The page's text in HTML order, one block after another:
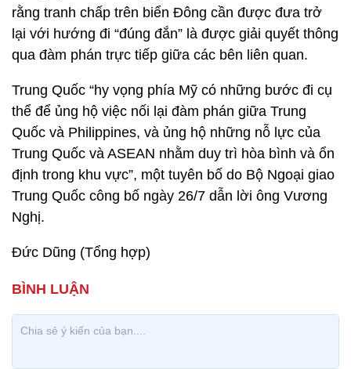
rằng tranh chấp trên biển Đông cần được đưa trở
lại với hướng đi “đúng đắn” là được giải quyết thông
qua đàm phán trực tiếp giữa các bên liên quan.
Trung Quốc “hy vọng phía Mỹ có những bước đi cụ
thể để ủng hộ việc nối lại đàm phán giữa Trung
Quốc và Philippines, và ủng hộ những nỗ lực của
Trung Quốc và ASEAN nhằm duy trì hòa bình và ổn
định trong khu vực”, một tuyên bố do Bộ Ngoại giao
Trung Quốc công bố ngày 26/7 dẫn lời ông Vương
Nghị.
Đức Dũng (Tổng hợp)